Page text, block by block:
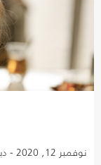
نوفمبر 12, 2020 - دبي، الإمارات العربية المتحدة